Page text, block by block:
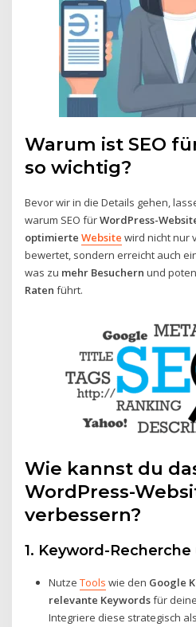
Warum ist SEO
so wichtig?
Bevor wir in die Details gehen,
warum SEO fürWordPress-
optimierteWebsite wird nicht nur
bewertet, sondern erreicht auch
was zu mehr Besuchern und
Raten führt.
Wie kannst du
WordPress-
verbessern?
1. Keyword-
Nutze Tools wie den Google
relevante Keywordsfür
Integriere diese strategisch